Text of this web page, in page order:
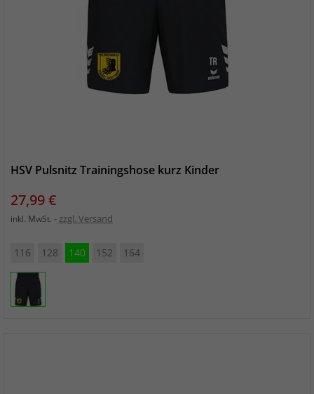
HSV Pulsnitz Trainingshose kurz Kinder
Preis
27,99 €
inkl. MwSt. zzgl. Versand
116 128 140 152 164